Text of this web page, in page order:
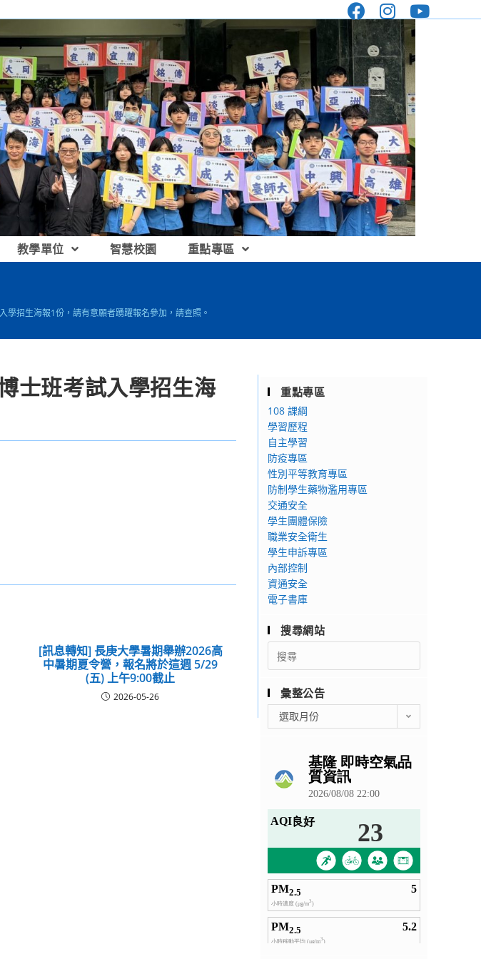
教學單位 智慧校園 重點專區
招生海報1份，請有意願者踴躍報名參加，請查照。
士班考試入學招生海
[訊息轉知] 長庚大學暑期舉辦2026高
中暑期夏令營，報名將於這週 5/29
(五) 上午9:00截止
2026-05-26
重點專區
108 課綱
學習歷程
自主學習
防疫專區
性別平等教育專區
防制學生藥物濫用專區
交通安全
學生團體保險
職業安全衛生
學生申訴專區
內部控制
資通安全
電子書庫
搜尋網站
Search
for:
彙整公告
整
選取月份